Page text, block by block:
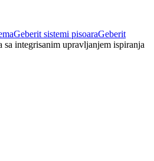
Geberit sistemi pisoaraGeberit
sa integrisanim upravljanjem ispiranja